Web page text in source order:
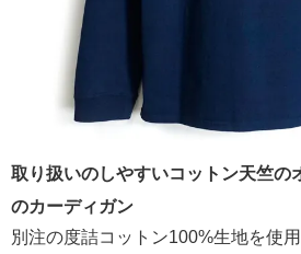
取り扱いのしやすいコットン天竺の
のカーディガン
別注の度詰コットン100%生地を使